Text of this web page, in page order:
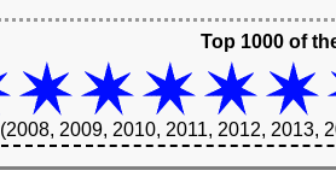
Top 1000 of
(2008, 2009, 2010, 2011, 2012, 2013,